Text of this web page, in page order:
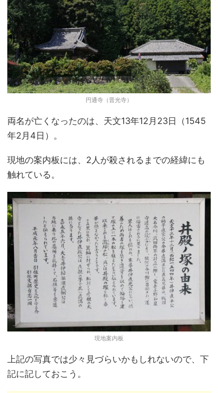
円通寺（晋光寺）
両名が亡くなったのは、天文13年12月23日（1545
年2月4日）。
現地の案内板には、2人が殺されるまでの経緯にも
触れている。
現地案内板
上記の写真では少々見づらいかもしれないので、下
記に記しておこう。